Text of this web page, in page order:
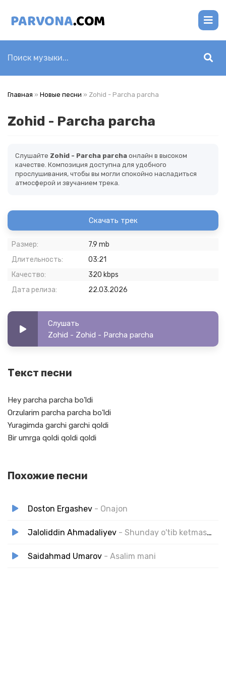
Главная » Новые песни » Zohid - Parcha parcha
Zohid - Parcha parcha
Слушайте Zohid - Parcha parcha онлайн в высоком
качестве. Композиция доступна для удобного
прослушивания, чтобы вы могли спокойно насладиться
атмосферой и звучанием трека.
Скачать трек
Размер:
7.9 mb
Длительность:
03:21
Качество:
320 kbps
Дата релиза:
22.03.2026
Слушать
Zohid - Zohid - Parcha parcha
Текст песни
Hey parcha parcha bo'ldi
Orzularim parcha parcha bo'ldi
Yuragimda garchi garchi qoldi
Bir umrga qoldi qoldi qoldi
Похожие песни
Doston Ergashev - Onajon
Jaloliddin Ahmadaliyev - Shunday o'tib ketmasmiz
Saidahmad Umarov - Asalim mani